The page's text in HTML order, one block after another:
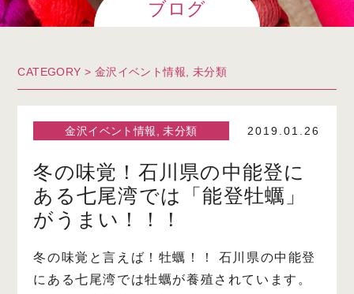
ブログ
CATEGORY > 金沢イベント情報 未分類
金沢イベント情報 ,未分類 2019.01.26
冬の味覚！石川県の中能登に
ある七尾湾では「能登牡蠣」
がうまい！！！
冬の味覚と言えば！牡蠣！！
石川県の中能登
にある七尾湾では牡蠣が養殖されています。